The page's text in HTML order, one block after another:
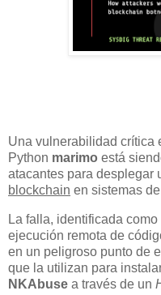
Una vulnerabilidad crítica
Python marimo está
atacantes para desplegar
blockchain en sistemas
La falla, identificada como
ejecución remota de
en un peligroso punto de
que la utilizan para
NKAbuse a través de un